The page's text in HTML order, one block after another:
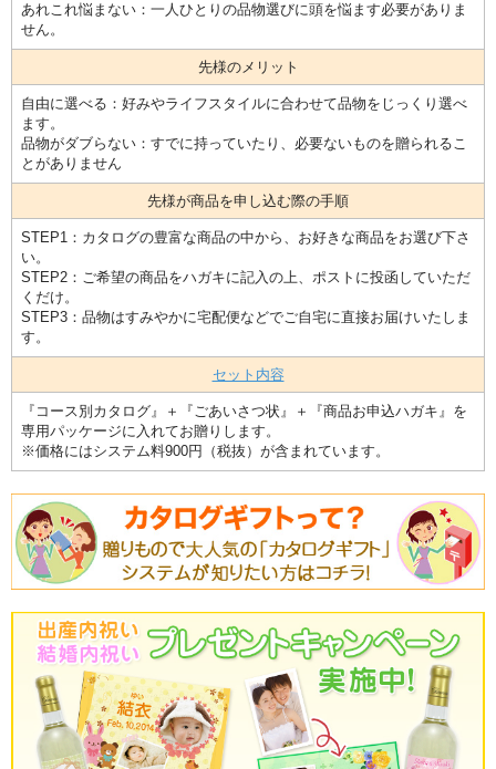
あれこれ悩まない：一人ひとりの品物選びに頭を悩ます必要がありま
せん。
先様のメリット
自由に選べる：好みやライフスタイルに合わせて品物をじっくり選べ
ます。
品物がダブらない：すでに持っていたり、必要ないものを贈られるこ
とがありません
先様が商品を申し込む際の手順
STEP1：カタログの豊富な商品の中から、お好きな商品をお選び下さ
い。
STEP2：ご希望の商品をハガキに記入の上、ポストに投函していただ
くだけ。
STEP3：品物はすみやかに宅配便などでご自宅に直接お届けいたしま
す。
セット内容
『コース別カタログ』＋『ごあいさつ状』＋『商品お申込ハガキ』を
専用パッケージに入れてお贈りします。
※価格にはシステム料900円（税抜）が含まれています。